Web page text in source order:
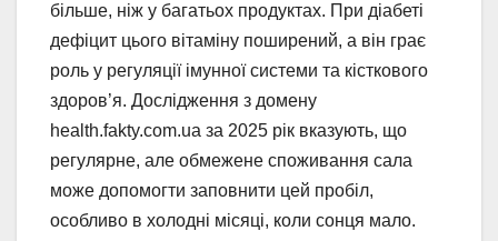
більше, ніж у багатьох продуктах. При діабеті
дефіцит цього вітаміну поширений, а він грає
роль у регуляції імунної системи та кісткового
здоров’я. Дослідження з домену
health.fakty.com.ua за 2025 рік вказують, що
регулярне, але обмежене споживання сала
може допомогти заповнити цей пробіл,
особливо в холодні місяці, коли сонця мало.